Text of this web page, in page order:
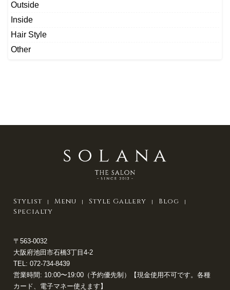
Outside
Inside
Hair Style
Other
Stylist Menu Style Gallery
Blog
Specialty
〒563-0032
大阪府池田市石橋3丁目4-2
TEL: 072-734-8439
営業時間: 10:00〜19:00（予約優先制）【現金使用不可です。各種
カード、電子マネー使えます】